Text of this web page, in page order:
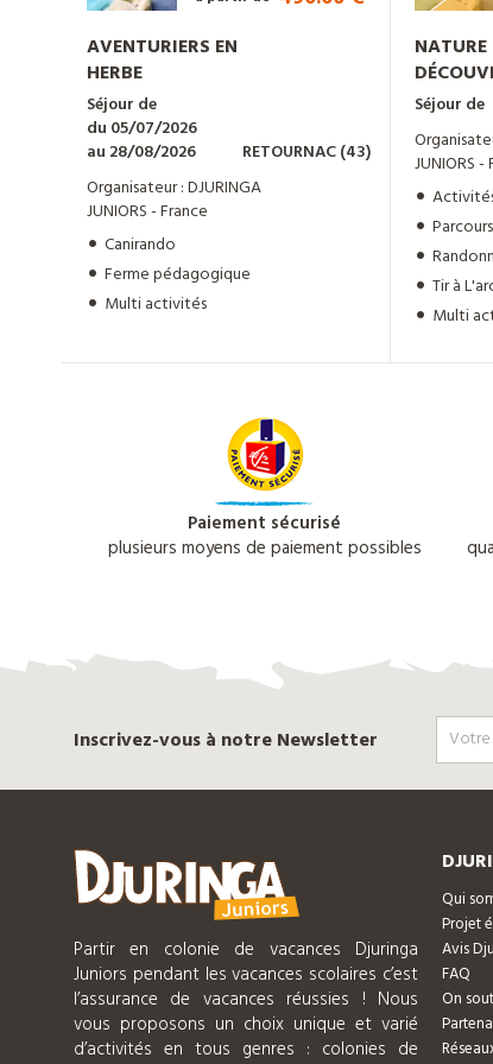
AVENTURIERS EN
HERBE
Séjour de
du 05/07/2026
au 28/08/2026
RETOURNAC (43)
Organisateur : DJURINGA
JUNIORS - France
Canirando
Ferme pédagogique
Multi activités
NATURE
Séjour de
JUNIORS -
Tir à
Multi
Paiement sécurisé
plusieurs moyens de paiement possibles
Inscrivez-vous à notre Newsletter
Partir en colonie de vacances Djuringa
Juniors pendant les vacances scolaires c’est
l’assurance de vacances réussies ! Nous
vous proposons un choix unique et varié
d’activités en tous genres : colonies de
Qui
Projet
Avis
FAQ
On